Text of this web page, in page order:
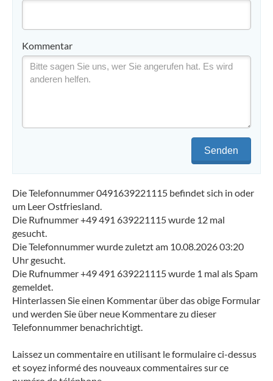
Kommentar
Senden
Die Telefonnummer 0491639221115 befindet sich in oder
um Leer Ostfriesland.
Die Rufnummer +49 491 639221115 wurde 12 mal
gesucht.
Die Telefonnummer wurde zuletzt am 10.08.2026 03:20
Uhr gesucht.
Die Rufnummer +49 491 639221115 wurde 1 mal als Spam
gemeldet.
Hinterlassen Sie einen Kommentar über das obige Formular
und werden Sie über neue Kommentare zu dieser
Telefonnummer benachrichtigt.
Laissez un commentaire en utilisant le formulaire ci-dessus
et soyez informé des nouveaux commentaires sur ce